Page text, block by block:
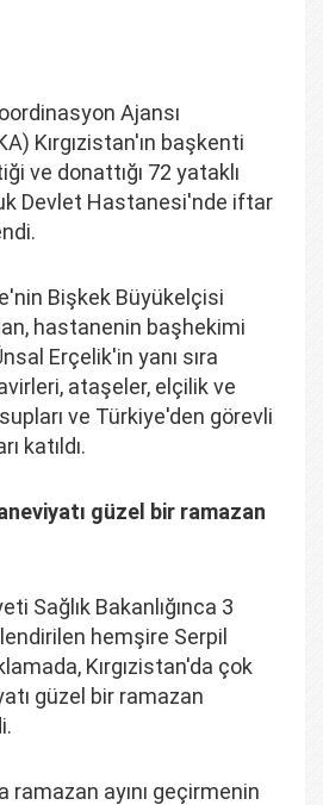
Ajansı
Kırgızistan'ın başkenti
ve donattığı 72 yataklı
Devlet Hastanesi'nde iftar
Bişkek Büyükelçisi
hastanenin başhekimi
Erçelik'in yanı sıra
ataşeler, elçilik ve
ve Türkiye'den görevli
katıldı.
güzel bir ramazan
Sağlık Bakanlığınca 3
hemşire Serpil
Kırgızistan'da çok
güzel bir ramazan
ramazan ayını geçirmenin